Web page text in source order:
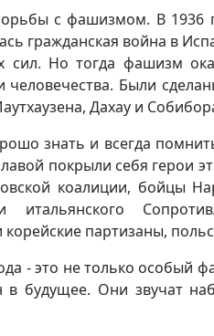
с фашизмом. В 1936
гражданская война в
сил. Но тогда фашизм
человечества. Были
Дахау и
знать и всегда
покрыли себя герои
коалиции, бойцы
итальянского
партизаны,
- это не только особый
будущее. Они звучат